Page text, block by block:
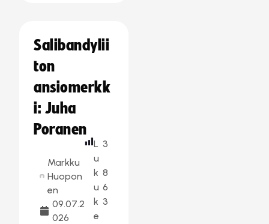
Salibandylii
ton
ansiomerkk
i: Juha
Poranen
Markku
Huopon
en
09.07.2
026
L
u
k
u
k
e
3
8
6
3